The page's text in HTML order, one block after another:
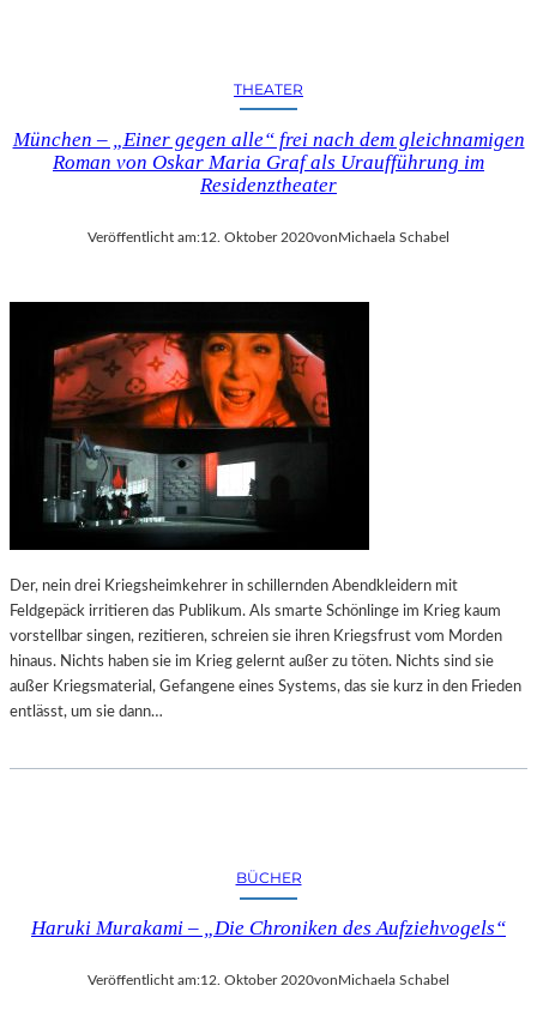
THEATER
München – „Einer gegen alle“ frei nach dem gleichnamigen
Roman von Oskar Maria Graf als Uraufführung im
Residenztheater
Veröffentlicht am:12. Oktober 2020vonMichaela Schabel
Der, nein drei Kriegsheimkehrer in schillernden Abendkleidern mit
Feldgepäck irritieren das Publikum. Als smarte Schönlinge im Krieg kaum
vorstellbar singen, rezitieren, schreien sie ihren Kriegsfrust vom Morden
hinaus. Nichts haben sie im Krieg gelernt außer zu töten. Nichts sind sie
außer Kriegsmaterial, Gefangene eines Systems, das sie kurz in den Frieden
entlässt, um sie dann…
BÜCHER
Haruki Murakami – „Die Chroniken des Aufziehvogels“
Veröffentlicht am:12. Oktober 2020vonMichaela Schabel